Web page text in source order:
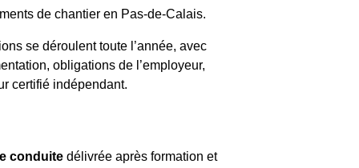
de chantier en Pas-de-Calais.
se déroulent toute l’année, avec
obligations de l’employeur,
certifié indépendant.
conduite délivrée après formation et